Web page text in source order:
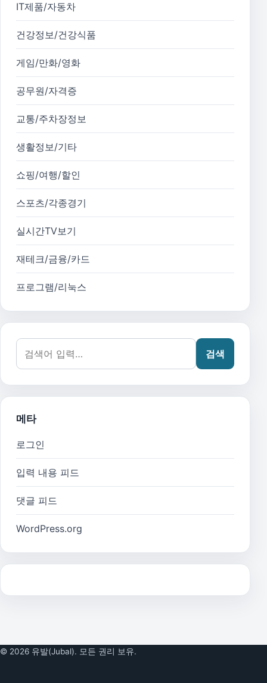
IT제품/자동차
건강정보/건강식품
게임/만화/영화
공무원/자격증
교통/주차장정보
생활정보/기타
쇼핑/여행/할인
스포츠/각종경기
실시간TV보기
재테크/금융/카드
프로그램/리눅스
검색어:
검색
메타
로그인
입력 내용 피드
댓글 피드
WordPress.org
© 2026 유발(Jubal). 모든 권리 보유.